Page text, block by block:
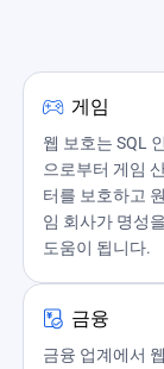
게임
웹 보호는 SQL
으로부터 게임
터를 보호하고
임 회사가 명성
도움이 됩니다.
금융
금융 업계에서